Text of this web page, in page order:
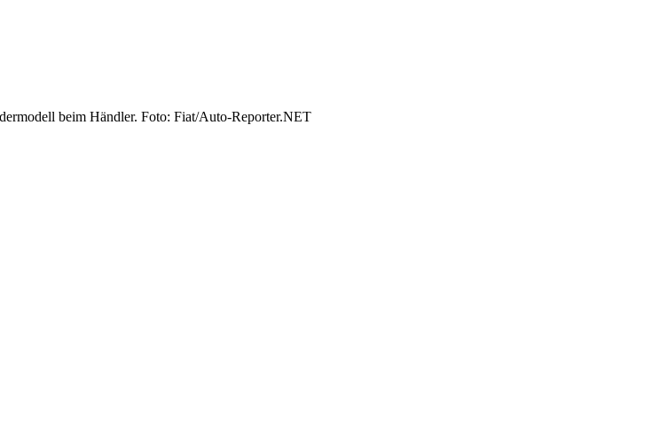
beim Händler. Foto: Fiat/Auto-Reporter.NET